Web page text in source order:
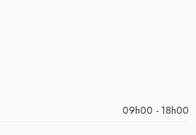
09h00 - 18h00